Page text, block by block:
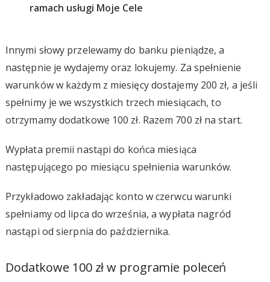
ramach usługi Moje Cele
Innymi słowy przelewamy do banku pieniądze, a
następnie je wydajemy oraz lokujemy. Za spełnienie
warunków w każdym z miesięcy dostajemy 200 zł, a jeśli
spełnimy je we wszystkich trzech miesiącach, to
otrzymamy dodatkowe 100 zł. Razem 700 zł na start.
Wypłata premii nastąpi do końca miesiąca
następującego po miesiącu spełnienia warunków.
Przykładowo zakładając konto w czerwcu warunki
spełniamy od lipca do września, a wypłata nagród
nastąpi od sierpnia do października.
Dodatkowe 100 zł w programie poleceń